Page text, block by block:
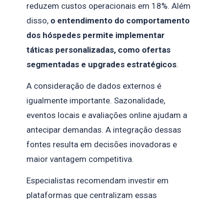
reduzem custos operacionais em 18%. Além
disso, o entendimento do comportamento
dos hóspedes permite implementar
táticas personalizadas, como ofertas
segmentadas e upgrades estratégicos.
A consideração de dados externos é
igualmente importante. Sazonalidade,
eventos locais e avaliações online ajudam a
antecipar demandas. A integração dessas
fontes resulta em decisões inovadoras e
maior vantagem competitiva.
Especialistas recomendam investir em
plataformas que centralizam essas